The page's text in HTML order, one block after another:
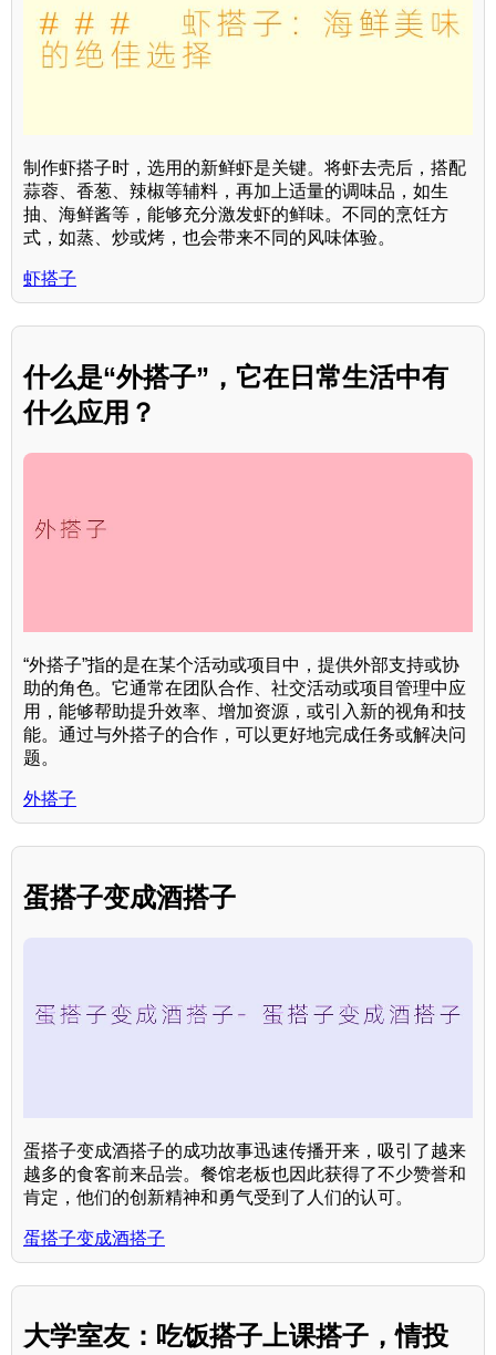
制作虾搭子时，选用的新鲜虾是关键。将虾去壳后，搭配
蒜蓉、香葱、辣椒等辅料，再加上适量的调味品，如生
抽、海鲜酱等，能够充分激发虾的鲜味。不同的烹饪方
式，如蒸、炒或烤，也会带来不同的风味体验。
虾搭子
什么是“外搭子”，它在日常生活中有
什么应用？
“外搭子”指的是在某个活动或项目中，提供外部支持或协
助的角色。它通常在团队合作、社交活动或项目管理中应
用，能够帮助提升效率、增加资源，或引入新的视角和技
能。通过与外搭子的合作，可以更好地完成任务或解决问
题。
外搭子
蛋搭子变成酒搭子
蛋搭子变成酒搭子的成功故事迅速传播开来，吸引了越来
越多的食客前来品尝。餐馆老板也因此获得了不少赞誉和
肯定，他们的创新精神和勇气受到了人们的认可。
蛋搭子变成酒搭子
大学室友：吃饭搭子上课搭子，情投